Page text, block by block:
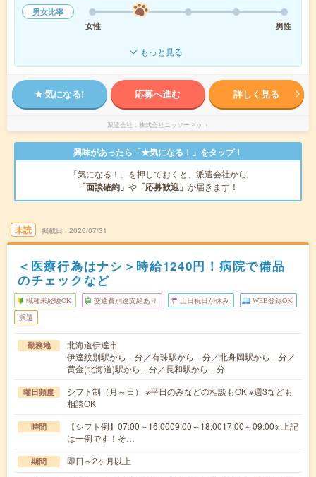
男女比率
女性
男性
もっと見る
気になる! 応募へ進む 詳しく見る
派遣会社 株式会社ニッソーネット
興味があったら「★気になる！」をタップ！
「気になる！」を押しておくと、派遣会社から
「面談確約」 や 「応募歓迎」 が届きます！
未読 掲載日 2026/07/31
＜医療行為はナシ＞時給1240円！病院で備品
のチェックなど
職種未経験OK 交通費別途支給あり 土日祝日が休み WEB登録OK
派遣
勤務地
北海道伊達市
伊達紋別駅から---分／有珠駅から---分／北舟岡駅から---分／
黄金(北海道)駅から---分／長和駅から---分
曜日頻度
シフト制（月～日） ※平日のみなどの相談もOK ※週3なども
相談OK
時間
【シフト例】07:00～16:0009:00～18:0017:00～09:00※ 上記
は一例です！そ…
期間 即日～2ヶ月以上